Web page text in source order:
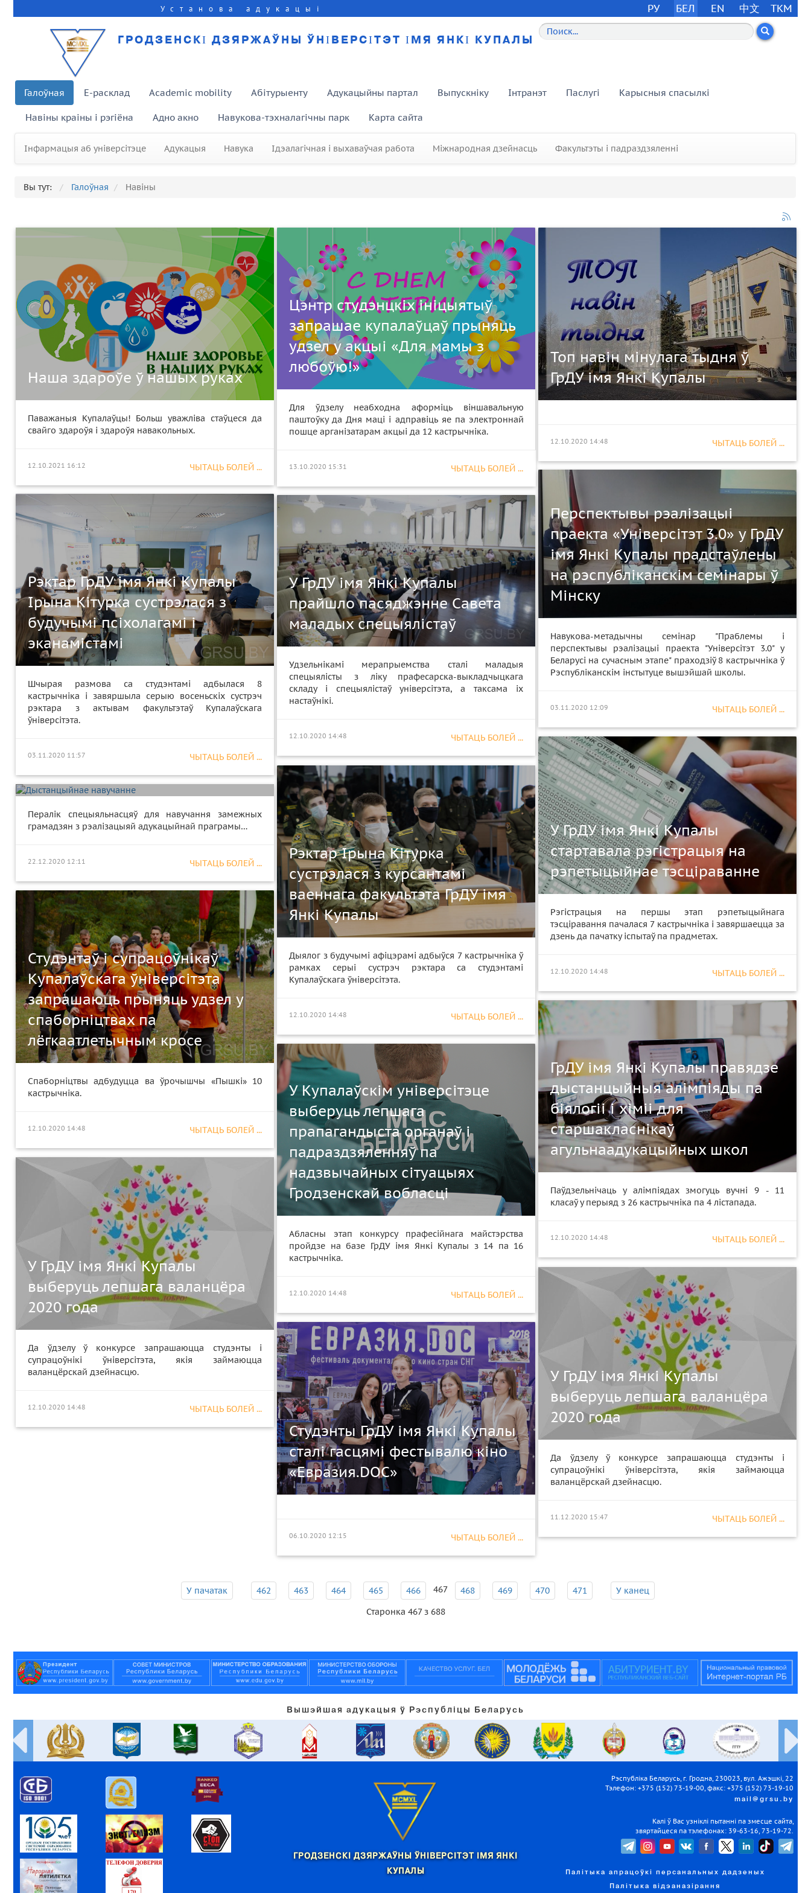
Установа адукацыі РУ БЕЛ EN 中文 TKM
ГРОДЗЕНСКІ ДЗЯРЖАЎНЫ ЎНІВЕРСІТЭТ ІМЯ ЯНКІ КУПАЛЫ
Галоўная E-расклад Academic mobility Абітурыенту Адукацыйны партал Выпускніку Інтранэт Паслугі Карысныя спасылкі
Навіны краіны і рэгіёна Адно акно Навукова-тэхналагічны парк Карта сайта
Інфармацыя аб універсітэце Адукацыя Навука Ідэалагічная і выхаваўчая работа Міжнародная дзейнасць Факультэты і падраздзяленні
Вы тут: Галоўная Навіны
Наша здароўе ў нашых руках
Паважаныя Купалаўцы! Больш уважліва стаўцеся да
свайго здароўя і здароўя навакольных.
ЧЫТАЦЬ БОЛЕЙ ...
12.10.2021 16:12
Цэнтр студэнцкіх ініцыятыў
запрашае купалаўцаў прыняць
удзел у акцыі «Для мамы з
любоўю!»
Для ўдзелу неабходна аформіць віншавальную
паштоўку да Дня маці і адправіць яе па электроннай
пошце арганізатарам акцыі да 12 кастрычніка.
ЧЫТАЦЬ БОЛЕЙ ...
13.10.2020 15:31
Топ навін мінулага тыдня ў
ГрДУ імя Янкі Купалы
ЧЫТАЦЬ БОЛЕЙ ...
12.10.2020 14:48
Перспектывы рэалізацыі
праекта «Універсітэт 3.0» у ГрДУ
імя Янкі Купалы прадстаўлены
на рэспубліканскім семінары ў
Мінску
Навукова-метадычны семінар "Праблемы і
перспектывы рэалізацыі праекта "Універсітэт 3.0" у
Беларусі на сучасным этапе" праходзіў 8 кастрычніка ў
Рэспубліканскім інстытуце вышэйшай школы.
ЧЫТАЦЬ БОЛЕЙ ...
03.11.2020 12:09
Рэктар ГрДУ імя Янкі Купалы
Ірына Кітурка сустрэлася з
будучымі псіхолагамі і
эканамістамі
Шчырая размова са студэнтамі адбылася 8
кастрычніка і завяршыла серыю восеньскіх сустрэч
рэктара з актывам факультэтаў Купалаўскага
ўніверсітэта.
ЧЫТАЦЬ БОЛЕЙ ...
03.11.2020 11:57
У ГрДУ імя Янкі Купалы
прайшло пасяджэнне Савета
маладых спецыялістаў
Удзельнікамі мерапрыемства сталі маладыя
спецыялісты з ліку прафесарска-выкладчыцкага
складу і спецыялістаў універсітэта, а таксама іх
настаўнікі.
ЧЫТАЦЬ БОЛЕЙ ...
12.10.2020 14:48
У ГрДУ імя Янкі Купалы
стартавала рэгістрацыя на
рэпетыцыйнае тэсціраванне
Рэгістрацыя на першы этап рэпетыцыйнага
тэсціравання пачалася 7 кастрычніка і завяршаецца за
дзень да пачатку іспытаў па прадметах.
ЧЫТАЦЬ БОЛЕЙ ...
12.10.2020 14:48
Рэктар Ірына Кітурка
сустрэлася з курсантамі
ваеннага факультэта ГрДУ імя
Янкі Купалы
Дыялог з будучымі афіцэрамі адбыўся 7 кастрычніка ў
рамках серыі сустрэч рэктара са студэнтамі
Купалаўскага ўніверсітэта.
ЧЫТАЦЬ БОЛЕЙ ...
12.10.2020 14:48
Дыстанцыйнае навучанне
Пералік спецыяльнасцяў для навучання замежных
грамадзян з рэалізацыяй адукацыйнай праграмы…
ЧЫТАЦЬ БОЛЕЙ ...
22.12.2020 12:11
Студэнтаў і супрацоўнікаў
Купалаўскага ўніверсітэта
запрашаюць прыняць удзел у
спаборніцтвах па
лёгкаатлетычным кросе
Спаборніцтвы адбудуцца ва ўрочышчы «Пышкі» 10
кастрычніка.
ЧЫТАЦЬ БОЛЕЙ ...
12.10.2020 14:48
ГрДУ імя Янкі Купалы правядзе
дыстанцыйныя алімпіяды па
біялогіі і хіміі для
старшакласнікаў
агульнаадукацыйных школ
Паўдзельнічаць у алімпіядах змогуць вучні 9 - 11
класаў у перыяд з 26 кастрычніка па 4 лістапада.
ЧЫТАЦЬ БОЛЕЙ ...
12.10.2020 14:48
У Купалаўскім універсітэце
выберуць лепшага
прапагандыста органаў і
падраздзяленняў па
надзвычайных сітуацыях
Гродзенскай вобласці
Абласны этап конкурсу прафесійнага майстэрства
пройдзе на базе ГрДУ імя Янкі Купалы з 14 па 16
кастрычніка.
ЧЫТАЦЬ БОЛЕЙ ...
12.10.2020 14:48
У ГрДУ імя Янкі Купалы
выберуць лепшага валанцёра
2020 года
Да ўдзелу ў конкурсе запрашаюцца студэнты і
супрацоўнікі ўніверсітэта, якія займаюцца
валанцёрскай дзейнасцю.
ЧЫТАЦЬ БОЛЕЙ ...
12.10.2020 14:48
У ГрДУ імя Янкі Купалы
выберуць лепшага валанцёра
2020 года
Да ўдзелу ў конкурсе запрашаюцца студэнты і
супрацоўнікі ўніверсітэта, якія займаюцца
валанцёрскай дзейнасцю.
ЧЫТАЦЬ БОЛЕЙ ...
11.12.2020 15:47
Студэнты ГрДУ імя Янкі Купалы
сталі гасцямі фестывалю кіно
«Евразия.DOC»
ЧЫТАЦЬ БОЛЕЙ ...
06.10.2020 12:15
У пачатак 462 463 464 465 466 467 468 469 470 471
У канец
Старонка 467 з 688
Вышэйшая адукацыя ў Рэспубліцы Беларусь
ГРОДЗЕНСКІ ДЗЯРЖАЎНЫ ЎНІВЕРСІТЭТ ІМЯ ЯНКІ
КУПАЛЫ
Рэспубліка Беларусь, г. Гродна, 230023, вул. Ажэшкі, 22
Тэлефон: +375 (152) 73-19-00, факс: +375 (152) 73-19-10
mail@grsu.by
Калі ў Вас узніклі пытанні па змесце сайта,
звяртайцеся па тэлефонах: 39-63-16, 73-19-72.
Палітыка апрацоўкі персанальных дадзеных
Палітыка відэаназірання